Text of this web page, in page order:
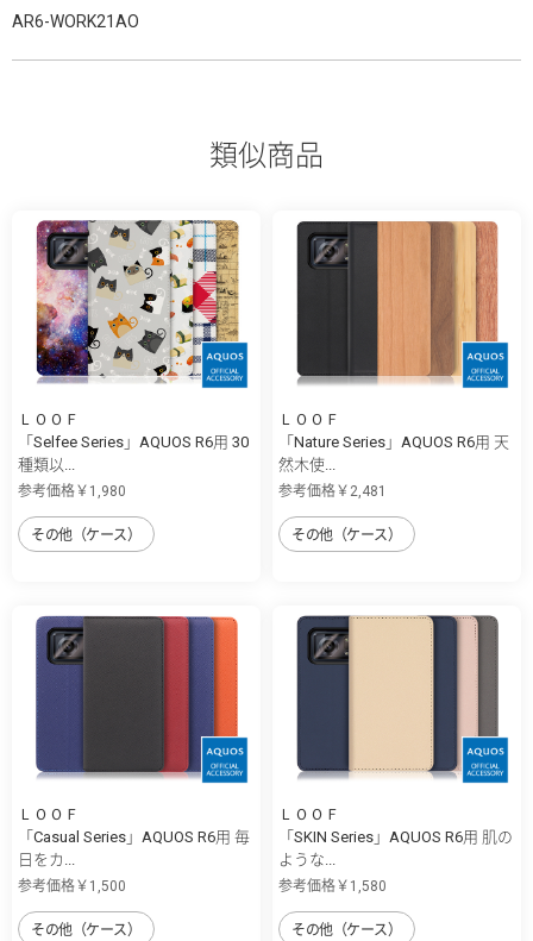
AR6-WORK21AO
類似商品
ＬＯＯＦ
「Selfee Series」AQUOS R6用 30
種類以...
参考価格￥1,980
その他（ケース）
ＬＯＯＦ
「Nature Series」AQUOS R6用 天
然木使...
参考価格￥2,481
その他（ケース）
ＬＯＯＦ
「Casual Series」AQUOS R6用 毎
日をカ...
参考価格￥1,500
その他（ケース）
ＬＯＯＦ
「SKIN Series」AQUOS R6用 肌の
ような...
参考価格￥1,580
その他（ケース）